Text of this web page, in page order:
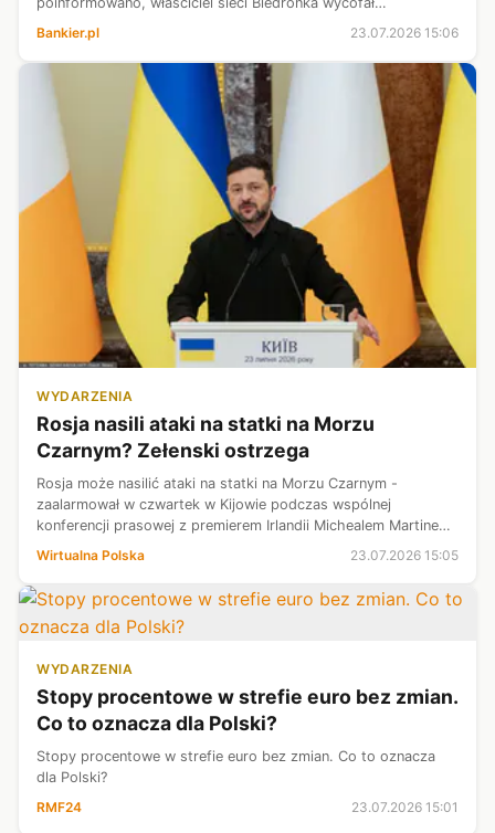
wypowiedzenie umowy sprzedaży z grudnia 2022 r.
Bankier.pl 23.07.2026 15:06
WYDARZENIA
Rosja nasili ataki na statki na Morzu
Czarnym? Zełenski ostrzega
Rosja może nasilić ataki na statki na Morzu Czarnym -
zaalarmował w czwartek w Kijowie podczas wspólnej
konferencji prasowej z premierem Irlandii Michealem Martinem
Wirtualna Polska 23.07.2026 15:05
WYDARZENIA
Stopy procentowe w strefie euro bez zmian.
Co to oznacza dla Polski?
Stopy procentowe w strefie euro bez zmian. Co to oznacza
dla Polski?
RMF24
23.07.2026 15:01